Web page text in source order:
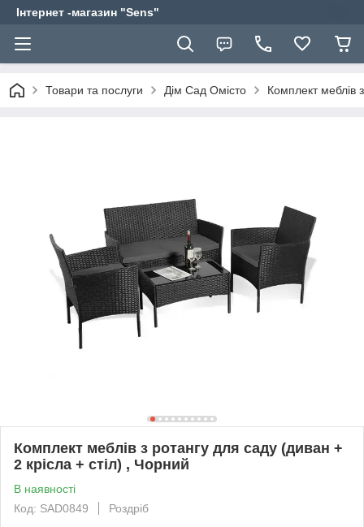
Інтернет -магазин "Sens"
Товари та послуги Дім Сад Омісто Комплект меблів
Комплект меблів з ротангу для саду (диван +
2 крісла + стіл) , Чорний
В наявності
Код: SAD0849
Роздріб